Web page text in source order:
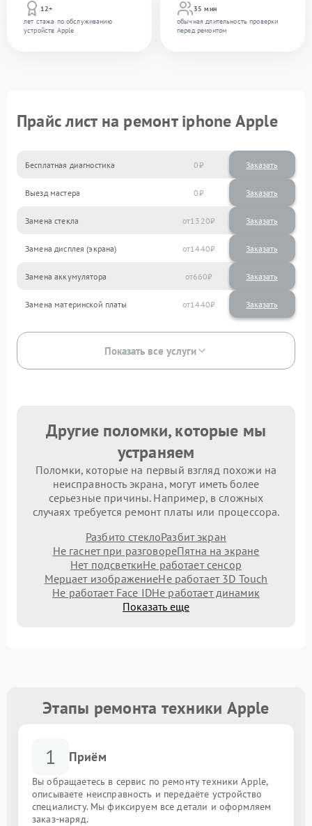
12+
лет стажа по обслуживанию
устройств Apple
35 мин
обычная длительность проверки
перед ремонтом
Прайс лист на ремонт iphone Apple
Бесплатная диагностика 0 Заказать
Выезд мастера 0 Заказать
Замена стекла 1320
Замена дисплея (экрана) 1440
Замена аккумулятора 660
Замена материнской платы 1440
Показать все услуги
Другие поломки, которые мы
устраняем
Поломки, которые на первый взгляд похожи на
неисправность экрана, могут иметь более
серьезные причины. Например, в сложных
случаях требуется ремонт платы или процессора.
Разбито стеклоРазбит экран
Не гаснет при разговореПятна на экране
Нет подсветкиНе работает сенсор
Мерцает изображениеНе работает 3D Touch
Не работает Face IDНе работает динамик
Показать еще
Этапы ремонта техники Apple
1 Приём
Вы обращаетесь в сервис по ремонту техники Apple,
описываете неисправность и передаёте устройство
специалисту. Мы фиксируем все детали и оформляем
заказ-наряд.